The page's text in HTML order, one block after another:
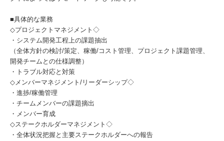
■具体的な業務
◇プロジェクトマネジメント◇
・システム開発工程上の課題抽出
（全体方針の検討/策定、稼働/コスト管理、プロジェクト課題管理、
開発チームとの仕様調整）
・トラブル対応と対策
◇メンバーマネジメント/リーダーシップ◇
・進捗/稼働管理
・チームメンバーの課題摘出
・メンバー育成
◇ステークホルダーマネジメント◇
・全体状況把握と主要ステークホルダーへの報告